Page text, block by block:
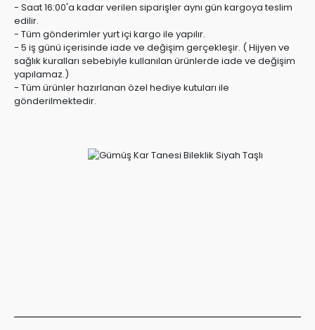
- Saat 16:00'a kadar verilen siparişler aynı gün kargoya teslim
edilir.
- Tüm gönderimler yurt içi kargo ile yapılır.
- 5 iş günü içerisinde iade ve değişim gerçekleşir. ( Hijyen ve
sağlık kuralları sebebiyle kullanılan ürünlerde iade ve değişim
yapılamaz.)
- Tüm ürünler hazırlanan özel hediye kutuları ile
gönderilmektedir.